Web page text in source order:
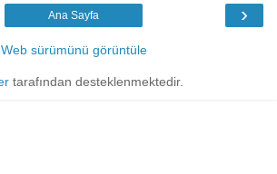
›
Ana Sayfa
Web sürümünü görüntüle
tarafından desteklenmektedir.